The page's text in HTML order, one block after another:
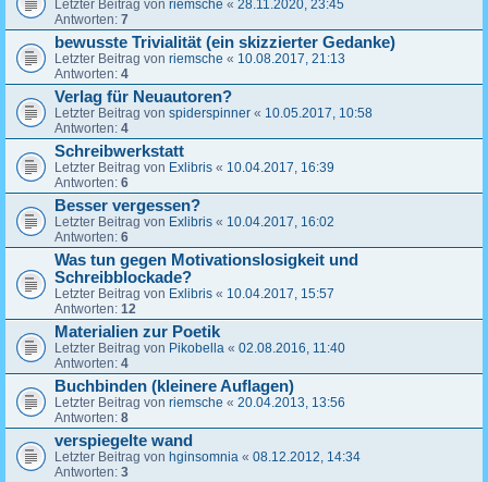
Letzter Beitrag von riemsche « 28.11.2020, 23:45
Antworten: 7
bewusste Trivialität (ein skizzierter Gedanke)
Letzter Beitrag von riemsche « 10.08.2017, 21:13
Antworten: 4
Verlag für Neuautoren?
Letzter Beitrag von spiderspinner « 10.05.2017, 10:58
Antworten: 4
Schreibwerkstatt
Letzter Beitrag von Exlibris « 10.04.2017, 16:39
Antworten: 6
Besser vergessen?
Letzter Beitrag von Exlibris « 10.04.2017, 16:02
Antworten: 6
Was tun gegen Motivationslosigkeit und
Schreibblockade?
Letzter Beitrag von Exlibris « 10.04.2017, 15:57
Antworten: 12
Materialien zur Poetik
Letzter Beitrag von Pikobella « 02.08.2016, 11:40
Antworten: 4
Buchbinden (kleinere Auflagen)
Letzter Beitrag von riemsche « 20.04.2013, 13:56
Antworten: 8
verspiegelte wand
Letzter Beitrag von hginsomnia « 08.12.2012, 14:34
Antworten: 3